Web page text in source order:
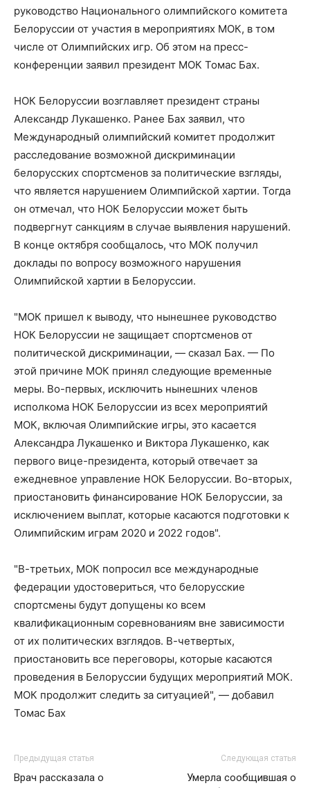
руководство Национального олимпийского комитета
Белоруссии от участия в мероприятиях МОК, в том
числе от Олимпийских игр. Об этом на пресс-
конференции заявил президент МОК Томас Бах.
НОК Белоруссии возглавляет президент страны
Александр Лукашенко. Ранее Бах заявил, что
Международный олимпийский комитет продолжит
расследование возможной дискриминации
белорусских спортсменов за политические взгляды,
что является нарушением Олимпийской хартии. Тогда
он отмечал, что НОК Белоруссии может быть
подвергнут санкциям в случае выявления нарушений.
В конце октября сообщалось, что МОК получил
доклады по вопросу возможного нарушения
Олимпийской хартии в Белоруссии.
"МОК пришел к выводу, что нынешнее руководство
НОК Белоруссии не защищает спортсменов от
политической дискриминации, — сказал Бах. — По
этой причине МОК принял следующие временные
меры. Во-первых, исключить нынешних членов
исполкома НОК Белоруссии из всех мероприятий
МОК, включая Олимпийские игры, это касается
Александра Лукашенко и Виктора Лукашенко, как
первого вице-президента, который отвечает за
ежедневное управление НОК Белоруссии. Во-вторых,
приостановить финансирование НОК Белоруссии, за
исключением выплат, которые касаются подготовки к
Олимпийским играм 2020 и 2022 годов".
"В-третьих, МОК попросил все международные
федерации удостовериться, что белорусские
спортсмены будут допущены ко всем
квалификационным соревнованиям вне зависимости
от их политических взглядов. В-четвертых,
приостановить все переговоры, которые касаются
проведения в Белоруссии будущих мероприятий МОК.
МОК продолжит следить за ситуацией", — добавил
Томас Бах
Предыдущая статья
Врач рассказала о
Следующая статья
Умерла сообщившая о